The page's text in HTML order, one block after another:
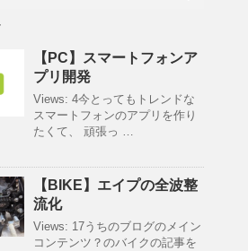
【PC】スマートフォンア
プリ開発
Views: 4今とってもトレンドな
スマートフォンのアプリを作り
たくて、 頑張っ …
【BIKE】エイプの全波整
流化
Views: 17うちのブログのメイン
コンテンツ？のバイクの記事を